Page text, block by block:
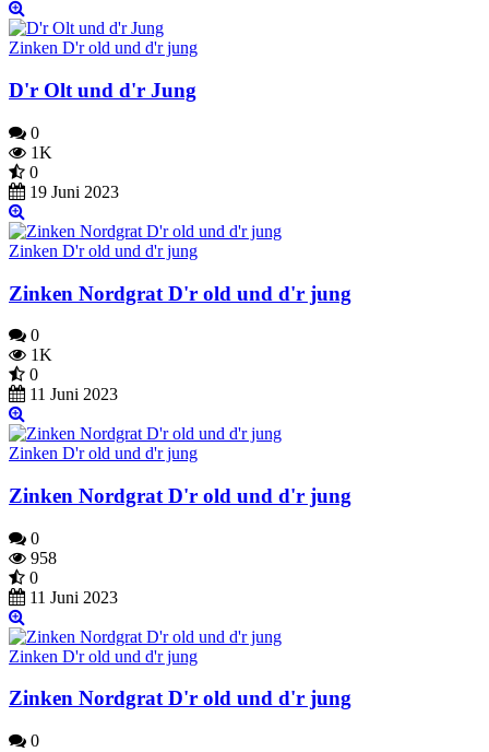
Zinken D'r old und d'r jung
D'r Olt und d'r Jung
0
1K
0
19 Juni 2023
Zinken D'r old und d'r jung
Zinken Nordgrat D'r old und d'r jung
0
1K
0
11 Juni 2023
Zinken D'r old und d'r jung
Zinken Nordgrat D'r old und d'r jung
0
958
0
11 Juni 2023
Zinken D'r old und d'r jung
Zinken Nordgrat D'r old und d'r jung
0